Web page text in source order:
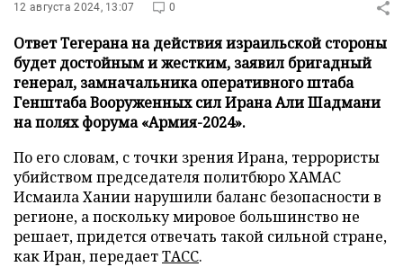
12 августа 2024, 13:07 0
Ответ Тегерана на действия израильской стороны
будет достойным и жестким, заявил бригадный
генерал, замначальника оперативного штаба
Генштаба Вооруженных сил Ирана Али Шадмани
на полях форума «Армия-2024».
По его словам, с точки зрения Ирана, террористы
убийством председателя политбюро ХАМАС
Исмаила Хании нарушили баланс безопасности в
регионе, а поскольку мировое большинство не
решает, придется отвечать такой сильной стране,
как Иран, передаетТАСС.